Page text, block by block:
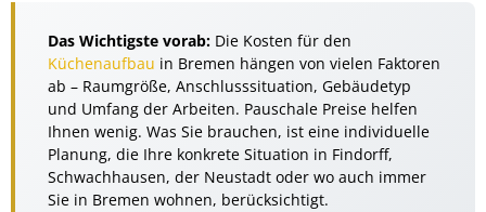
Das Wichtigste vorab: Die Kosten für den
Küchenaufbau in Bremen hängen von vielen Faktoren
ab – Raumgröße, Anschlusssituation, Gebäudetyp
und Umfang der Arbeiten. Pauschale Preise helfen
Ihnen wenig. Was Sie brauchen, ist eine individuelle
Planung, die Ihre konkrete Situation in Findorff,
Schwachhausen, der Neustadt oder wo auch immer
Sie in Bremen wohnen, berücksichtigt.